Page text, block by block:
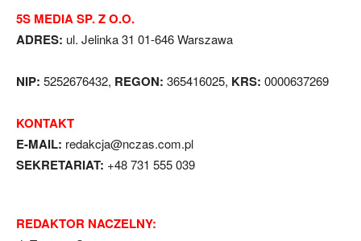
5S MEDIA SP. Z O.O.
ADRES: ul. Jelinka 31 01-646 Warszawa
NIP: 5252676432, REGON: 365416025, KRS: 0000637269
KONTAKT
E-MAIL: redakcja@nczas.com.pl
SEKRETARIAT: +48 731 555 039
REDAKTOR NACZELNY: